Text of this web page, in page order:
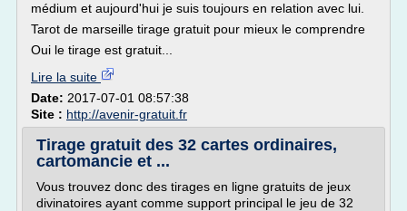
médium et aujourd'hui je suis toujours en relation avec lui.
Tarot de marseille tirage gratuit pour mieux le comprendre
Oui le tirage est gratuit...
Lire la suite
Date: 2017-07-01 08:57:38
Site : http://avenir-gratuit.fr
Tirage gratuit des 32 cartes ordinaires,
cartomancie et ...
Vous trouvez donc des tirages en ligne gratuits de jeux
divinatoires ayant comme support principal le jeu de 32